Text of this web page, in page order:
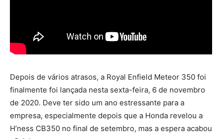
Depois de vários atrasos, a Royal Enfield Meteor 350 foi
finalmente foi lançada nesta sexta-feira, 6 de novembro
de 2020. Deve ter sido um ano estressante para a
empresa, especialmente depois que a Honda revelou a
H’ness CB350 no final de setembro, mas a espera acabou